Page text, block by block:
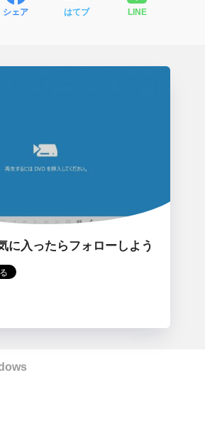
シェア はてブ LINE
に入ったらフォローしよう